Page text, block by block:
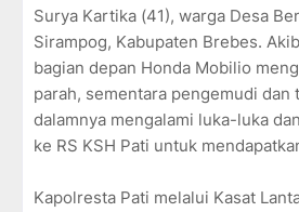
Surya Kartika (41), warga Desa
Sirampog, Kabupaten Brebes.
bagian depan Honda Mobilio
parah, sementara pengemudi dan
dalamnya mengalami luka-luka
ke RS KSH Pati untuk
Kapolresta Pati melalui Kasat